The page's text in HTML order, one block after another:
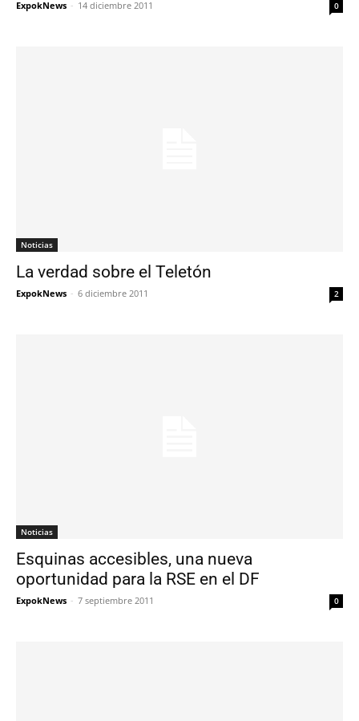
ExpokNews - 14 diciembre 2011 0
Noticias
La verdad sobre el Teletón
ExpokNews - 6 diciembre 2011 2
Noticias
Esquinas accesibles, una nueva
oportunidad para la RSE en el DF
ExpokNews - 7 septiembre 2011 0